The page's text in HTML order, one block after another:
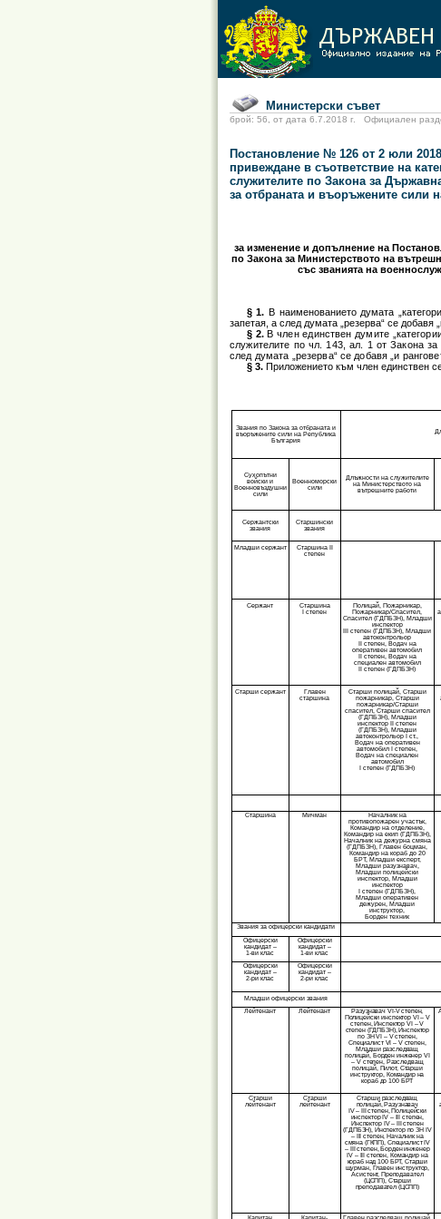
Министерски съвет
брой: 56, от дата 6.7.2018 г. Официален
Постановление № 126 от 2 юли
привеждане в съответствие на
служителите по Закона за
за отбраната и въоръжените сили
за изменение и допълнение на
по Закона за Министерството на
със званията на
§ 1.В наименованието думата
запетая, а след думата „резерва“ се добавя
§ 2.В член единствен думите
служителите по чл. 143, ал. 1 от Закона
след думата „резерва“ се добавя „и
§ 3. Приложението към член единствен
Звания по Закона за отбраната и
въоръжените сили на Република
България
Сухопътни
войски и
Военновъздушни
сили
Военноморски
сили
Длъжности на служителите
на Министерството на
вътрешните работи
Сержантски
звания
Старшински
звания
Младши сержант
Старшина II
степен
Сержант
Старшина
I степен
Полицай, Пожарникар,
Пожарникар/Спасител,
Спасител (ГДПБЗН), Младши
инспектор
ІІІ степен (ГДПБЗН), Младши
автоконтрольор
IІ степен, Водач на
оперативен автомобил
IІ степен, Водач на
специален автомобил
IІ степен (ГДПБЗН)
Старши сержант
Главен
старшина
Старши полицай, Старши
пожарникар, Старши
пожарникар/Старши
спасител, Старши спасител
(ГДПБЗН), Младши
инспектор ІІ степен
(ГДПБЗН), Младши
автоконтрольор I ст.,
Водач на оперативен
автомобил I степен,
Водач на специален
автомобил
I степен (ГДПБЗН)
Старшина
Мичман
Началник на
противопожарен участък,
Командир на отделение,
Командир на екип (ГДПБЗН),
Началник на дежурна смяна
(ГДПБЗН), Главен боцман,
Командир на кораб до 20
БРТ, Младши експерт,
Младши разузнавач,
Младши полицейски
инспектор, Младши
инспектор
І степен (ГДПБЗН),
Младши оперативен
дежурен, Младши
инструктор,
Борден техник
Звания за офицерски кандидати
Офицерски
кандидат –
1-ви клас
Офицерски
кандидат –
1-ви клас
Офицерски
кандидат –
2-ри клас
Офицерски
кандидат –
2-ри клас
Младши офицерски звания
Лейтенант
Лейтенант
Разузнавач VI-V степен,
Полицейски инспектор VI – V
степен, Инспектор VI – V
степен (ГДПБЗН), Инспектор
по ЗН VI – V степен,
Специалист VI – V степен,
Младши разследващ
полицай, Борден инженер VI
– V степен, Разследващ
полицай, Пилот, Старши
инструктор, Командир на
кораб до 100 БРТ
Старши
лейтенант
Старши
лейтенант
Старши разследващ
полицай, Разузнавач
IV – III степен, Полицейски
инспектор IV – III степен,
Инспектор IV – III степен
(ГДПБЗН), Инспектор по ЗН IV
– III степен, Началник на
смяна (ГКПП), Специалист IV
– III степен, Борден инженер
IV – III степен, Командир на
кораб над 100 БРТ, Старши
щурман, Главен инструктор,
Асистент, Преподавател
(ЦСПП), Старши
преподавател (ЦСПП)